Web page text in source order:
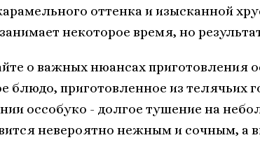
оттенка и изысканной
некоторое время, но
о важных нюансах приготовления
блюдо, приготовленное из телячьих
оссобуко - долгое тушение на
невероятно нежным и сочным, а